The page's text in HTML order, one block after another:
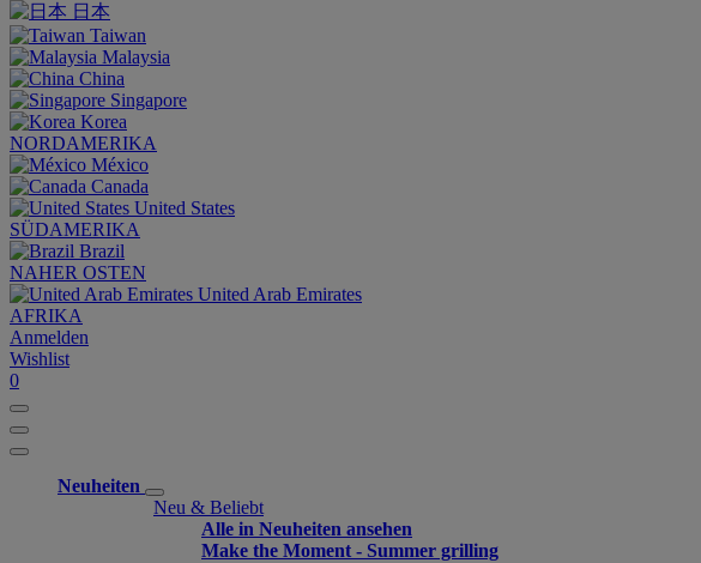
日本
Taiwan
Malaysia
China
Singapore
Korea
NORDAMERIKA
México
Canada
United States
SÜDAMERIKA
Brazil
NAHER OSTEN
United Arab Emirates
AFRIKA
Anmelden
Wishlist
0
Neuheiten
Neu & Beliebt
Alle in Neuheiten ansehen
Make the Moment - Summer grilling